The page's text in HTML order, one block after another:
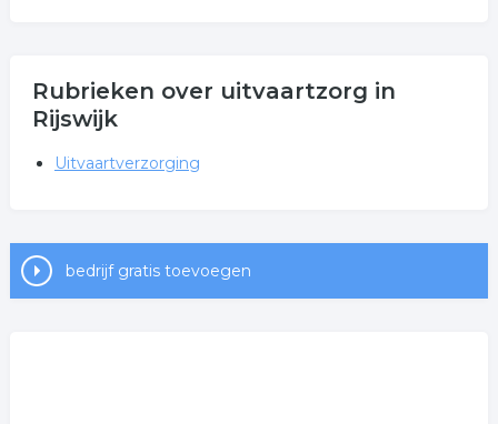
Rubrieken over uitvaartzorg in
Rijswijk
Uitvaartverzorging
bedrijf gratis toevoegen